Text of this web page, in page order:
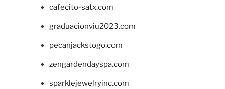
cafecito-satx.com
graduacionviu2023.com
pecanjackstogo.com
zengardendayspa.com
sparklejewelryinc.com